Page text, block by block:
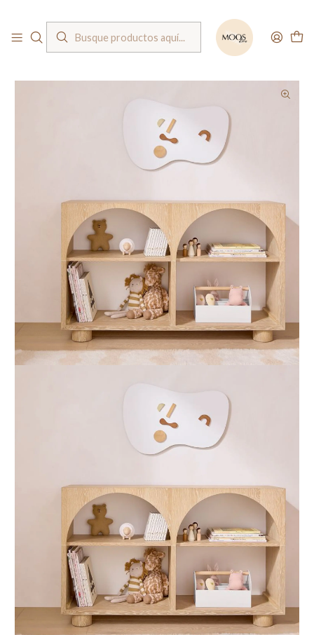
Inicio Muebles Organizadores Mueble organizador / Modelo Arcus